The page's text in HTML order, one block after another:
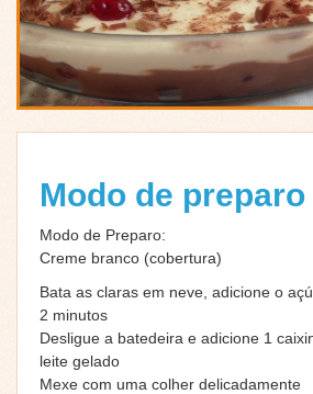
Modo de preparo
Modo de Preparo:
Creme branco (cobertura)
Bata as claras em neve, adicione o
2 minutos
Desligue a batedeira e adicione 1
leite gelado
Mexe com uma colher delicadamente